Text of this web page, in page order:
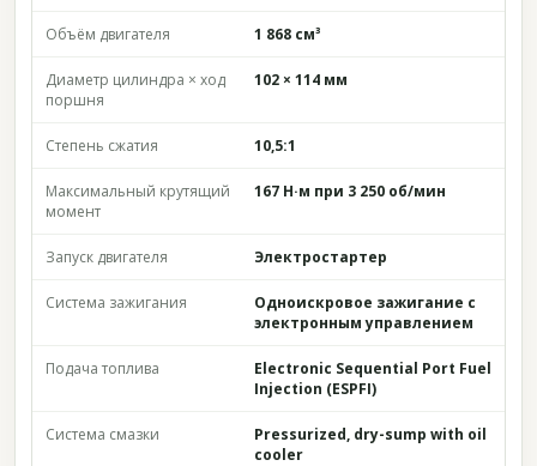
Объём двигателя 1 868 см³
Диаметр цилиндра × ход
поршня
102 × 114 мм
Степень сжатия 10,5:1
Максимальный крутящий
момент
167 Н·м при 3 250 об/мин
Запуск двигателя Электростартер
Система зажигания
Одноискровое зажигание с
электронным управлением
Подача топлива
Electronic Sequential Port Fuel
Injection (ESPFI)
Система смазки
Pressurized, dry-sump with oil
cooler